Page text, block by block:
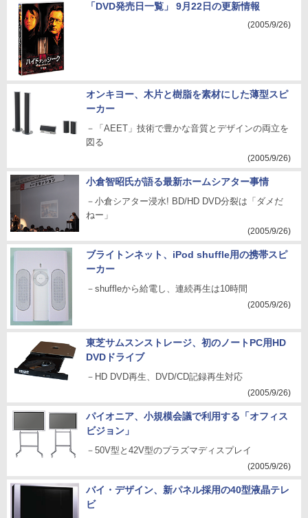
「DVD発売日一覧」 9月22日の更新情報
(2005/9/26)
オンキヨー、木片と樹脂を素材にした薄型スピ
ーカー
－「AEET」技術で豊かな音質とデザインの両立を
図る
(2005/9/26)
小倉智昭氏が語る最新ホームシアター事情
－小倉シアター浸水! BD/HD DVD分裂は「ダメだ
ねー」
(2005/9/26)
ブライトンネット、iPod shuffle用の携帯スピ
ーカー
－shuffleから給電し、連続再生は10時間
(2005/9/26)
東芝サムスンストレージ、初のノートPC用HD
DVDドライブ
－HD DVD再生、DVD/CD記録再生対応
(2005/9/26)
パイオニア、小規模会議で利用する「オフィス
ビジョン」
－50V型と42V型のプラズマディスプレイ
(2005/9/26)
バイ・デザイン、新パネル採用の40型液晶テレ
ビ